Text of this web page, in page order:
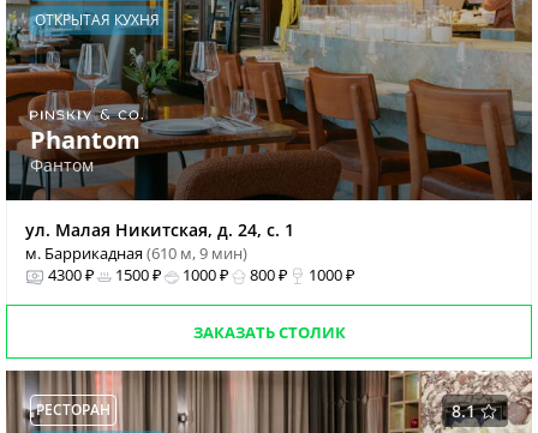
ОТКРЫТАЯ КУХНЯ
Phantom
Фантом
ул. Малая Никитская, д. 24, с. 1
м. Баррикадная(610 м, 9 мин)
4300 ₽
1500 ₽ 1000 ₽ 800 ₽ 1000 ₽
ЗАКАЗАТЬ СТОЛИК
8.1
РЕСТОРАН